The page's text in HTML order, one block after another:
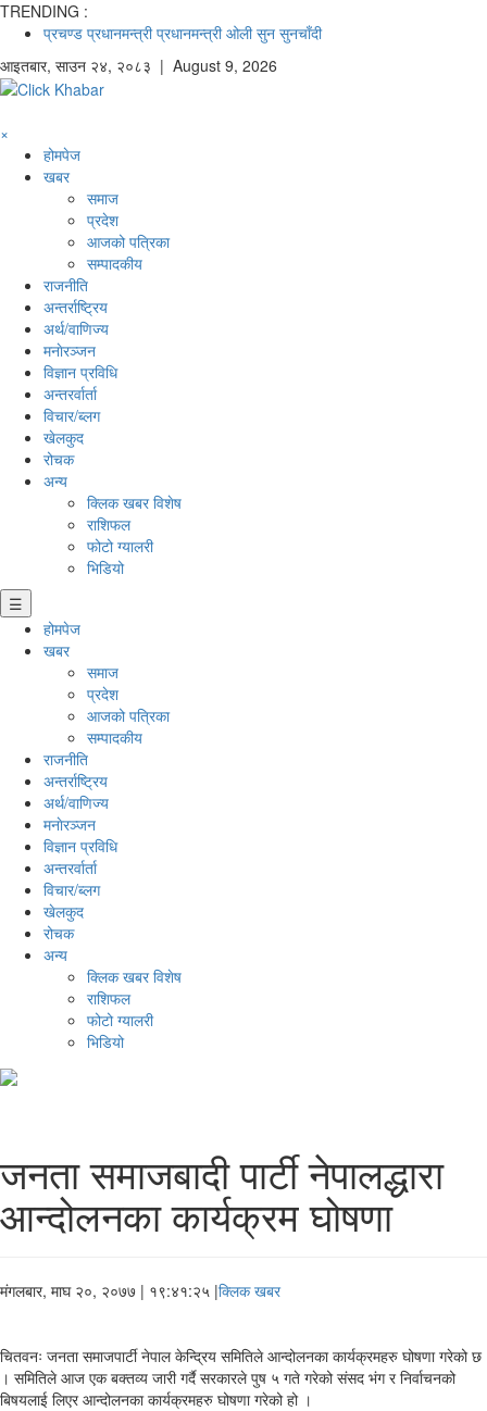
TRENDING :
प्रचण्ड प्रधानमन्त्री प्रधानमन्त्री ओली सुन सुनचाँदी
आइतबार, साउन २४, २०८३ | August 9, 2026
×
होमपेज
खबर
समाज
प्रदेश
आजको पत्रिका
सम्पादकीय
राजनीति
अन्तर्राष्ट्रिय
अर्थ/वाणिज्य
मनाेरञ्जन
विज्ञान प्रविधि
अन्तरर्वार्ता
विचार/ब्लग
खेलकुद
रोचक
अन्य
क्लिक खबर विशेष
राशिफल
फोटो ग्यालरी
भिडियो
☰
होमपेज
खबर
समाज
प्रदेश
आजको पत्रिका
सम्पादकीय
राजनीति
अन्तर्राष्ट्रिय
अर्थ/वाणिज्य
मनाेरञ्जन
विज्ञान प्रविधि
अन्तरर्वार्ता
विचार/ब्लग
खेलकुद
रोचक
अन्य
क्लिक खबर विशेष
राशिफल
फोटो ग्यालरी
भिडियो
जनता समाजबादी पार्टी नेपालद्धारा
आन्दोलनका कार्यक्रम घोषणा
मंगलबार, माघ २०, २०७७ | १९:४१:२५ |क्लिक खबर
चितवनः जनता समाजपार्टी नेपाल केन्द्रिय समितिले आन्दोलनका कार्यक्रमहरु घोषणा गरेको छ
। समितिले आज एक बक्तव्य जारी गर्दै सरकारले पुष ५ गते गरेको संसद भंग र निर्वाचनको
बिषयलाई लिएर आन्दोलनका कार्यक्रमहरु घोषणा गरेको हो ।